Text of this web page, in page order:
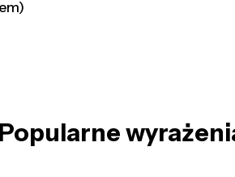
Popularne